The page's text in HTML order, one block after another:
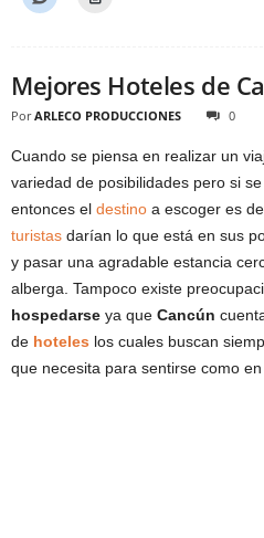
Mejores Hoteles de
Por ARLECO PRODUCCIONES 0
Cuando se piensa en realizar un
variedad de posibilidades pero si
entonces el destino a escoger es
turistas darían lo que está en sus
y pasar una agradable estancia
alberga. Tampoco existe
hospedarse ya que Cancún
de hoteles los cuales buscan
que necesita para sentirse como en